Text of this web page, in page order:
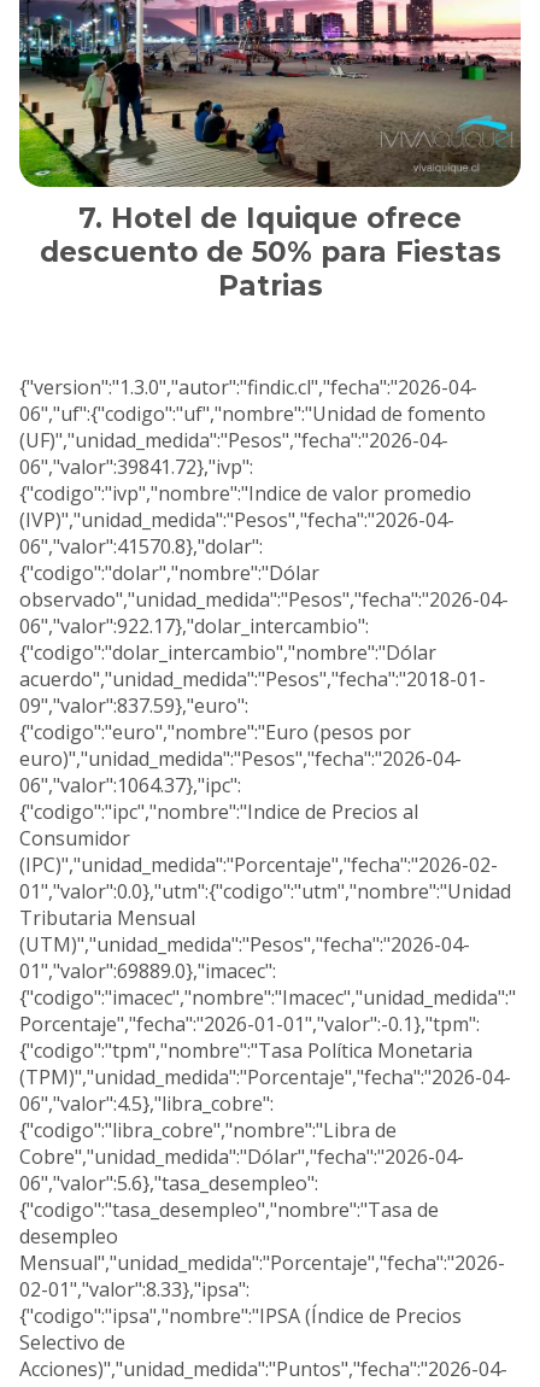
Hotel de Iquique ofrece
descuento de 50% para Fiestas
Patrias
{"version":"1.3.0","autor":"findic.cl","fecha":"2026-04-
06","uf":{"codigo":"uf","nombre":"Unidad de fomento
(UF)","unidad_medida":"Pesos","fecha":"2026-04-
06","valor":39841.72},"ivp":
{"codigo":"ivp","nombre":"Indice de valor promedio
(IVP)","unidad_medida":"Pesos","fecha":"2026-04-
06","valor":41570.8},"dolar":
{"codigo":"dolar","nombre":"Dólar
observado","unidad_medida":"Pesos","fecha":"2026-04-
06","valor":922.17},"dolar_intercambio":
{"codigo":"dolar_intercambio","nombre":"Dólar
acuerdo","unidad_medida":"Pesos","fecha":"2018-01-
09","valor":837.59},"euro":
{"codigo":"euro","nombre":"Euro (pesos por
euro)","unidad_medida":"Pesos","fecha":"2026-04-
06","valor":1064.37},"ipc":
{"codigo":"ipc","nombre":"Indice de Precios al
Consumidor
(IPC)","unidad_medida":"Porcentaje","fecha":"2026-02-
01","valor":0.0},"utm":{"codigo":"utm","nombre":"Unidad
Tributaria Mensual
(UTM)","unidad_medida":"Pesos","fecha":"2026-04-
01","valor":69889.0},"imacec":
{"codigo":"imacec","nombre":"Imacec","unidad_medida":"
Porcentaje","fecha":"2026-01-01","valor":-0.1},"tpm":
{"codigo":"tpm","nombre":"Tasa Política Monetaria
(TPM)","unidad_medida":"Porcentaje","fecha":"2026-04-
06","valor":4.5},"libra_cobre":
{"codigo":"libra_cobre","nombre":"Libra de
Cobre","unidad_medida":"Dólar","fecha":"2026-04-
06","valor":5.6},"tasa_desempleo":
{"codigo":"tasa_desempleo","nombre":"Tasa de
desempleo
Mensual","unidad_medida":"Porcentaje","fecha":"2026-
02-01","valor":8.33},"ipsa":
{"codigo":"ipsa","nombre":"IPSA (Índice de Precios
Selectivo de
Acciones)","unidad_medida":"Puntos","fecha":"2026-04-